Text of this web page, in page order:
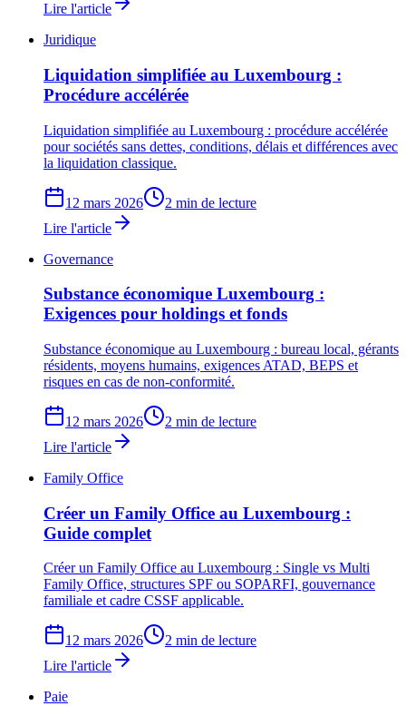
Lire l'article
Juridique
Liquidation simplifiée au Luxembourg :
Procédure accélérée
Liquidation simplifiée au Luxembourg : procédure accélérée
pour sociétés sans dettes, conditions, délais et différences avec
la liquidation classique.
12 mars 2026
2 min de lecture
Lire l'article
Governance
Substance économique Luxembourg :
Exigences pour holdings et fonds
Substance économique au Luxembourg : bureau local, gérants
résidents, moyens humains, exigences ATAD, BEPS et
risques en cas de non-conformité.
12 mars 2026
2 min de lecture
Lire l'article
Family Office
Créer un Family Office au Luxembourg :
Guide complet
Créer un Family Office au Luxembourg : Single vs Multi
Family Office, structures SPF ou SOPARFI, gouvernance
familiale et cadre CSSF applicable.
12 mars 2026
2 min de lecture
Lire l'article
Paie